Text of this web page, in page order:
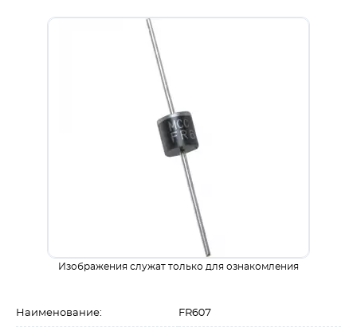
Изображения служат только для ознакомления
Наименование: FR607